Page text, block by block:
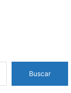
Buscar